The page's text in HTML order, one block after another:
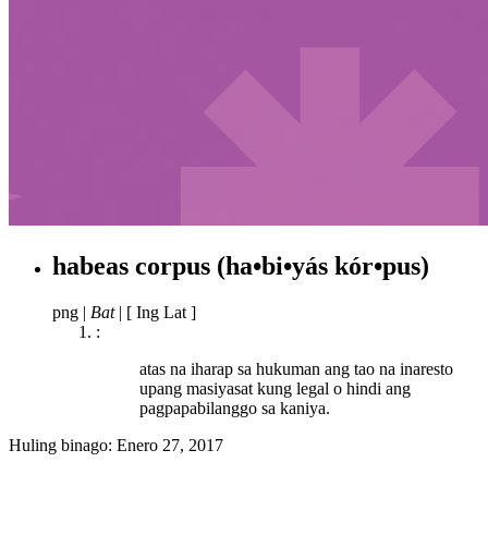
habeas corpus (ha•bi•yás kór•pus)
png | Bat | [ Ing Lat ]
:
atas na iharap sa hukuman ang tao na inaresto
upang masiyasat kung legal o hindi ang
pagpapabilanggo sa kaniya.
Huling binago: Enero 27, 2017